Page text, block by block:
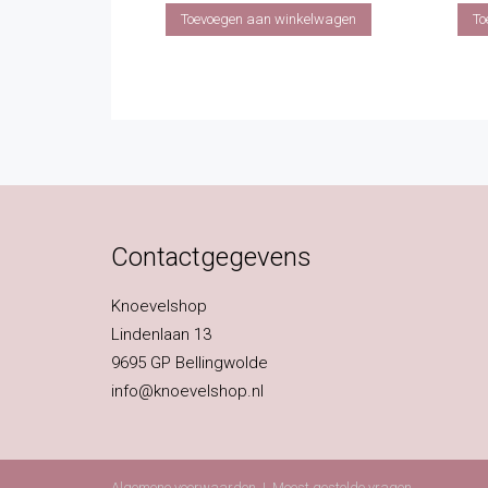
Toevoegen aan winkelwagen
Contactgegevens
Knoevelshop
Lindenlaan 13
9695 GP Bellingwolde
info@knoevelshop.nl